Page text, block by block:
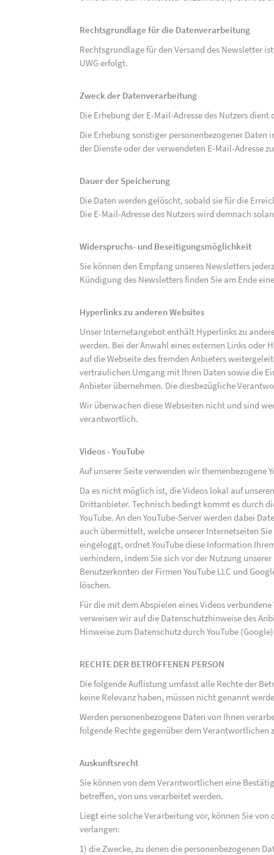
Rechtsgrundlage für die Datenverarbeitung
Rechtsgrundlage für den Versand des Newsletter ist
UWG erfolgt.
Zweck der Datenverarbeitung
Die Erhebung der E-Mail-Adresse des Nutzers
Die Erhebung sonstiger personenbezogener
der Dienste oder der verwendeten E-Mail-Adresse
Dauer der Speicherung
Die Daten werden gelöscht, sobald sie für die
Die E-Mail-Adresse des Nutzers wird demnach
Widerspruchs- und Beseitigungsmöglichkeit
Sie können den Empfang unseres Newsletters
Kündigung des Newsletters finden Sie am Ende
Hyperlinks zu anderen Websites
Unser Internetangebot enthält Hyperlinks zu
werden. Bei der Anwahl eines externen Links oder
auf die Webseite des fremden Anbieters
vertraulichen Umgang mit Ihren Daten sowie die
Anbieter übernehmen. Die diesbezügliche
Wir überwachen diese Webseiten nicht und sind
verantwortlich.
Videos - YouTube
Auf unserer Seite verwenden wir
Da es nicht möglich ist, die Videos lokal auf
Drittanbieter. Technisch bedingt kommt es durch
YouTube. An den YouTube-Server werden dabei
auch übermittelt, welche unserer Internetseiten
eingeloggt, ordnet YouTube diese Information
verhindern, indem Sie sich vor der Nutzung
Benutzerkonten der Firmen YouTube LLC und
löschen.
Für die mit dem Abspielen eines Videos
verweisen wir auf die Datenschutzhinweise des
Hinweise zum Datenschutz durch YouTube
RECHTE DER BETROFFENEN PERSON
Die folgende Auflistung umfasst alle Rechte der
keine Relevanz haben, müssen nicht genannt
Werden personenbezogene Daten von Ihnen
folgende Rechte gegenüber dem Verantwortlichen
Auskunftsrecht
Sie können von dem Verantwortlichen eine
betreffen, von uns verarbeitet werden.
Liegt eine solche Verarbeitung vor, können Sie
verlangen:
1) die Zwecke, zu denen die personenbezogenen